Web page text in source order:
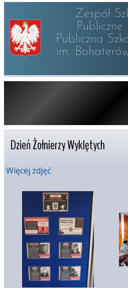
Zespół
Publiczne
Publiczna
im.
Dzień Żołnierzy Wyklętych
Więcej zdjęć